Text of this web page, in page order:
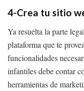
4-Crea tu sitio
Ya resuelta la parte
plataforma que te
funcionalidades
infantiles debe contar
herramientas de